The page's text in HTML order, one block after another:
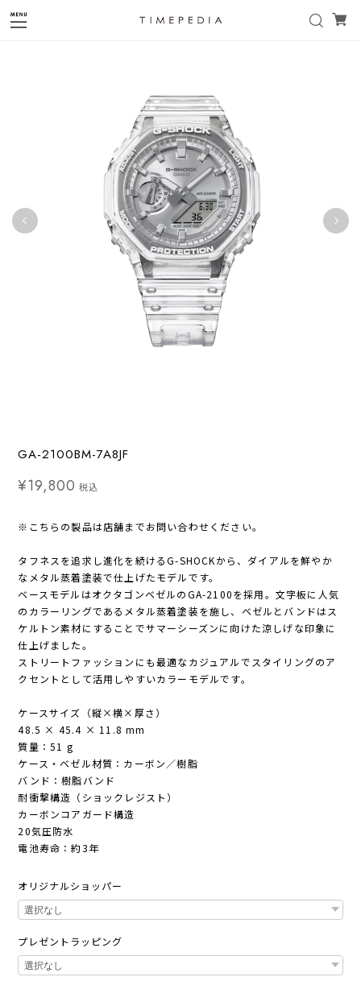
GA-2100BM-7A8JF
¥19,800 税込
※こちらの製品は店舗までお問い合わせください。
タフネスを追求し進化を続けるG-SHOCKから、ダイアルを鮮やか
なメタル蒸着塗装で仕上げたモデルです。
ベースモデルはオクタゴンベゼルのGA-2100を採用。文字板に人気
のカラーリングであるメタル蒸着塗装を施し、ベゼルとバンドはス
ケルトン素材にすることでサマーシーズンに向けた涼しげな印象に
仕上げました。
ストリートファッションにも最適なカジュアルでスタイリングのア
クセントとして活用しやすいカラーモデルです。
ケースサイズ（縦×横×厚さ）
48.5 × 45.4 × 11.8 mm
質量：51 g
ケース・ベゼル材質：カーボン／樹脂
バンド：樹脂バンド
耐衝撃構造（ショックレジスト）
カーボンコアガード構造
20気圧防水
電池寿命：約3年
オリジナルショッパー
プレゼントラッピング